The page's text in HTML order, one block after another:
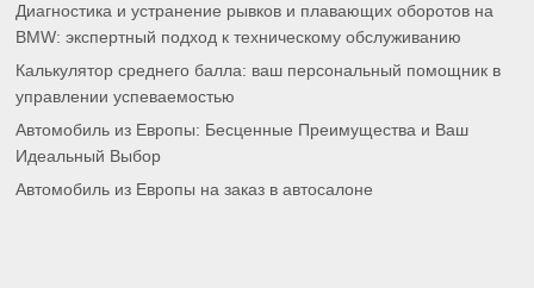
Диагностика и устранение рывков и плавающих оборотов на
BMW: экспертный подход к техническому обслуживанию
Калькулятор среднего балла: ваш персональный помощник в
управлении успеваемостью
Автомобиль из Европы: Бесценные Преимущества и Ваш
Идеальный Выбор
Автомобиль из Европы на заказ в автосалоне